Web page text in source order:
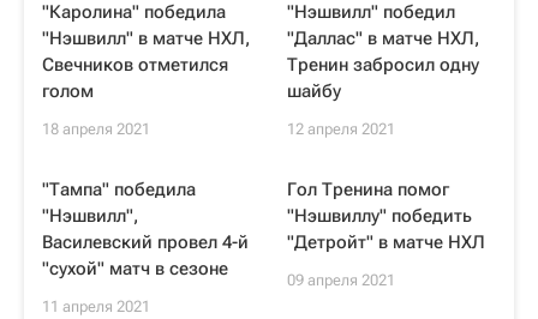
"Каролина" победила
"Нэшвилл" в матче НХЛ,
Свечников отметился
голом
18 апреля 2021
"Нэшвилл" победил
"Даллас" в матче НХЛ,
Тренин забросил одну
шайбу
12 апреля 2021
"Тампа" победила
"Нэшвилл",
Василевский провел 4-й
"сухой" матч в сезоне
11 апреля 2021
Гол Тренина помог
"Нэшвиллу" победить
"Детройт" в матче НХЛ
09 апреля 2021